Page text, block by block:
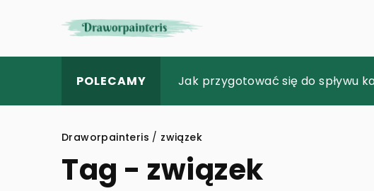
POLECAMY Jak wybrać idealną odzież
Jak przygotować się do spływu
Rozpoznawanie i leczenie
Draworpainteris / związek
Tag - związek